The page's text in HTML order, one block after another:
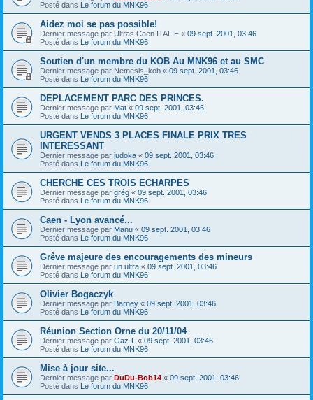
Posté dans Le forum du MNK96
Aidez moi se pas possible!
Dernier message par Ultras Caen ITALIE « 09 sept. 2001, 03:46
Posté dans Le forum du MNK96
Soutien d'un membre du KOB Au MNK96 et au SMC
Dernier message par Nemesis_kob « 09 sept. 2001, 03:46
Posté dans Le forum du MNK96
DEPLACEMENT PARC DES PRINCES.
Dernier message par Mat « 09 sept. 2001, 03:46
Posté dans Le forum du MNK96
URGENT VENDS 3 PLACES FINALE PRIX TRES
INTERESSANT
Dernier message par judoka « 09 sept. 2001, 03:46
Posté dans Le forum du MNK96
CHERCHE CES TROIS ECHARPES
Dernier message par grég « 09 sept. 2001, 03:46
Posté dans Le forum du MNK96
Caen - Lyon avancé...
Dernier message par Manu « 09 sept. 2001, 03:46
Posté dans Le forum du MNK96
Grêve majeure des encouragements des mineurs
Dernier message par un ultra « 09 sept. 2001, 03:46
Posté dans Le forum du MNK96
Olivier Bogaczyk
Dernier message par Barney « 09 sept. 2001, 03:46
Posté dans Le forum du MNK96
Réunion Section Orne du 20/11/04
Dernier message par Gaz-L « 09 sept. 2001, 03:46
Posté dans Le forum du MNK96
Mise à jour site...
Dernier message par DuDu-Bob14 « 09 sept. 2001, 03:46
Posté dans Le forum du MNK96